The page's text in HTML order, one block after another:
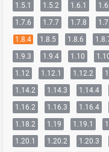
1.5.1
1.5.2 1.6.1
1.7.6
1.7.7 1.7.8
1.8.4
1.8.5 1.8.6
1.9.3
1.9.4 1.10
1.12
1.12.1 1.12.2
1.14.2
1.14.3 1.14.4
1.16.2
1.16.3 1.16.4
1.18.2
1.19 1.19.1
1.20.1
1.20.2 1.20.3